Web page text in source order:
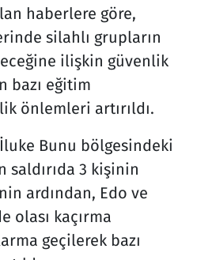
haberlere göre,
silahlı grupların
ilişkin güvenlik
bazı eğitim
önlemleri artırıldı.
Bunu bölgesindeki
3 kişinin
ardından, Edo ve
olası kaçırma
geçilerek bazı